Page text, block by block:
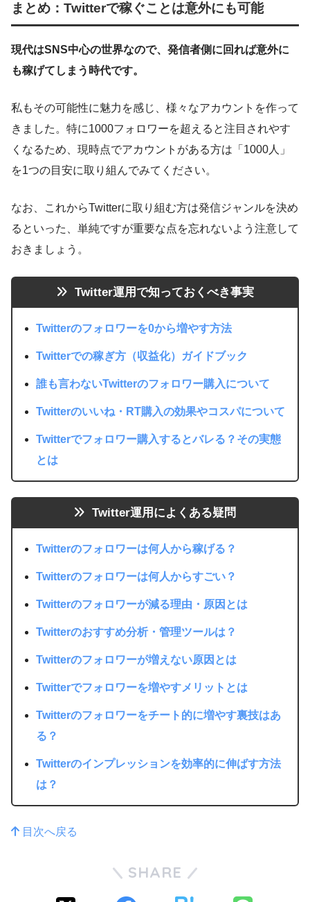
まとめ：Twitterで稼ぐことは意外にも可能
現代はSNS中心の世界なので、発信者側に回れば意外に
も稼げてしまう時代です。
私もその可能性に魅力を感じ、様々なアカウントを作って
きました。特に1000フォロワーを超えると注目されやす
くなるため、現時点でアカウントがある方は「1000人」
を1つの目安に取り組んでみてください。
なお、これからTwitterに取り組む方は発信ジャンルを決め
るといった、単純ですが重要な点を忘れないよう注意して
おきましょう。
Twitter運用で知っておくべき事実
Twitterのフォロワーを0から増やす方法
Twitterでの稼ぎ方（収益化）ガイドブック
誰も言わないTwitterのフォロワー購入について
Twitterのいいね・RT購入の効果やコスパについて
Twitterでフォロワー購入するとバレる？その実態
とは
Twitter運用によくある疑問
Twitterのフォロワーは何人から稼げる？
Twitterのフォロワーは何人からすごい？
Twitterのフォロワーが減る理由・原因とは
Twitterのおすすめ分析・管理ツールは？
Twitterのフォロワーが増えない原因とは
Twitterでフォロワーを増やすメリットとは
Twitterのフォロワーをチート的に増やす裏技はあ
る？
Twitterのインプレッションを効率的に伸ばす方法
は？
目次へ戻る
SHARE